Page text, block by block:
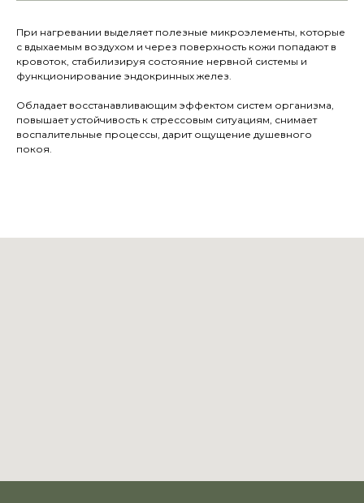
При нагревании выделяет полезные микроэлементы, которые
с вдыхаемым воздухом и через поверхность кожи попадают в
кровоток, стабилизируя состояние нервной системы и
функционирование эндокринных желез.
Обладает восстанавливающим эффектом систем организма,
повышает устойчивость к стрессовым ситуациям, снимает
воспалительные процессы, дарит ощущение душевного
покоя.